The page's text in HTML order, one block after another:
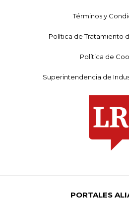
Términos y
Política de Tratamiento
Política de
Superintendencia de
PORTALES